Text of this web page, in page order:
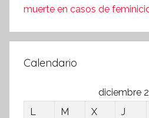
muerte en casos de
Calendario
diciembre
L
M X J